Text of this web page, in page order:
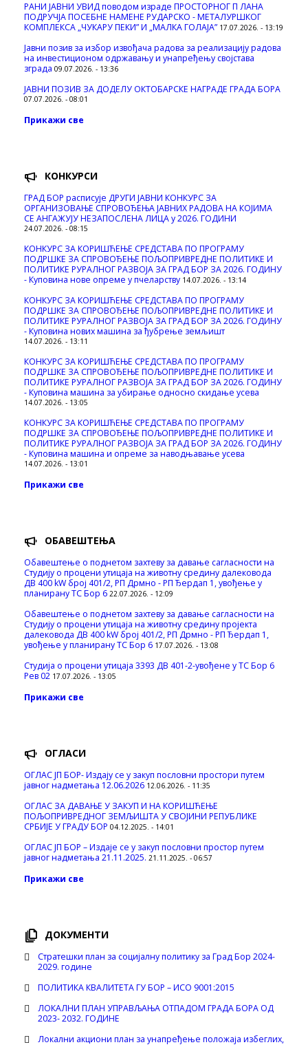
РАНИ ЈАВНИ УВИД поводом израде ПРОСТОРНОГ П ЛАНА
ПОДРУЧЈА ПОСЕБНЕ НАМЕНЕ РУДАРСКО - МЕТАЛУРШКОГ
КОМПЛЕКСА „ЧУКАРУ ПЕКИ” И „МАЛКА ГОЛАЈА” 17.07.2026. - 13:19
Јавни позив за избор извођача радова за реализацију радова
на инвестиционом одржавању и унапређењу својстава
зграда 09.07.2026. - 13:36
ЈАВНИ ПОЗИВ ЗА ДОДЕЛУ ОКТOБАРСКЕ НАГРАДЕ ГРАДА БОРА
07.07.2026. - 08:01
Прикажи све
КОНКУРСИ
ГРАД БОР расписује ДРУГИ ЈАВНИ КОНКУРС ЗА
ОРГАНИЗОВАЊЕ СПРОВОЂЕЊА ЈАВНИХ РАДОВА НА КОЈИМА
СЕ АНГАЖУЈУ НЕЗАПОСЛЕНА ЛИЦА у 2026. ГОДИНИ
24.07.2026. - 08:15
КОНКУРС ЗА КОРИШЋЕЊЕ СРЕДСТАВА ПО ПРОГРАМУ
ПОДРШКЕ ЗА СПРОВОЂЕЊЕ ПОЉОПРИВРЕДНЕ ПОЛИТИКЕ И
ПОЛИТИКЕ РУРАЛНОГ РАЗВОЈА ЗА ГРАД БОР ЗА 2026. ГОДИНУ
- Куповина нове опреме у пчеларству 14.07.2026. - 13:14
КОНКУРС ЗА КОРИШЋЕЊЕ СРЕДСТАВА ПО ПРОГРАМУ
ПОДРШКЕ ЗА СПРОВОЂЕЊЕ ПОЉОПРИВРЕДНЕ ПОЛИТИКЕ И
ПОЛИТИКЕ РУРАЛНОГ РАЗВОЈА ЗА ГРАД БОР ЗА 2026. ГОДИНУ
- Куповина нових машина за ђубрење земљишт
14.07.2026. - 13:11
КОНКУРС ЗА КОРИШЋЕЊЕ СРЕДСТАВА ПО ПРОГРАМУ
ПОДРШКЕ ЗА СПРОВОЂЕЊЕ ПОЉОПРИВРЕДНЕ ПОЛИТИКЕ И
ПОЛИТИКЕ РУРАЛНОГ РАЗВОЈА ЗА ГРАД БОР ЗА 2026. ГОДИНУ
- Куповинa машина за убирање односно скидање усева
14.07.2026. - 13:05
КОНКУРС ЗА КОРИШЋЕЊЕ СРЕДСТАВА ПО ПРОГРАМУ
ПОДРШКЕ ЗА СПРОВОЂЕЊЕ ПОЉОПРИВРЕДНЕ ПОЛИТИКЕ И
ПОЛИТИКЕ РУРАЛНОГ РАЗВОЈА ЗА ГРАД БОР ЗА 2026. ГОДИНУ
- Куповина машина и опреме за наводњавање усева
14.07.2026. - 13:01
Прикажи све
ОБАВЕШТЕЊА
Обавештење о поднетом захтеву за давање сагласности на
Студију о процени утицаја на животну средину далековода
ДВ 400 kW број 401/2, РП Дрмно - РП Ђердап 1, увођење у
планирану ТС Бор 6 22.07.2026. - 12:09
Обавештење о поднетом захтеву за давање сагласности на
Студију о процени утицаја на животну средину пројекта
далековода ДВ 400 kW број 401/2, РП Дрмно - РП Ђердап 1,
увођење у планирану ТС Бор 6 17.07.2026. - 13:08
Студија о процени утицаја 3393 ДВ 401-2-увођене у ТС Бор 6
Рев 02 17.07.2026. - 13:05
Прикажи све
ОГЛАСИ
ОГЛАС ЈП БОР- Издају се у закуп пословни простори путем
јавног надметања 12.06.2026 12.06.2026. - 11:35
ОГЛАС ЗА ДАВАЊЕ У ЗАКУП И НА КОРИШЋЕЊЕ
ПОЉОПРИВРЕДНОГ ЗЕМЉИШТА У СВОЈИНИ РЕПУБЛИКЕ
СРБИЈЕ У ГРАДУ БОР 04.12.2025. - 14:01
ОГЛАС ЈП БОР – Издаје се у закуп пословни простор путем
јавног надметања 21.11.2025. 21.11.2025. - 06:57
Прикажи све
ДОКУМЕНТИ
Стратешки план за социјалну политику за Град Бор 2024-
2029. године
ПОЛИТИКА КВАЛИТЕТА ГУ БОР – ИСО 9001:2015
ЛОКАЛНИ ПЛАН УПРАВЉАЊА ОТПАДОМ ГРАДА БОРА ОД
2023- 2032. ГОДИНЕ
Локални акциони план за унапређење положаја избеглих,